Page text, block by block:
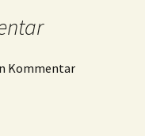
Kommentar